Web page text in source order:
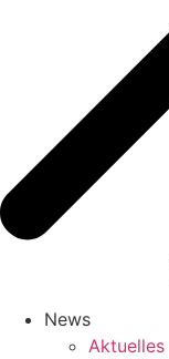
News
Aktuelles